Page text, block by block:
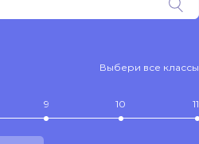
Выбери все классы
9 10 11